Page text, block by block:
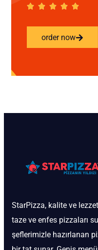
order now
StarPizza, kalite ve
taze ve enfes pizzaları
şeflerimizle hazırlanan